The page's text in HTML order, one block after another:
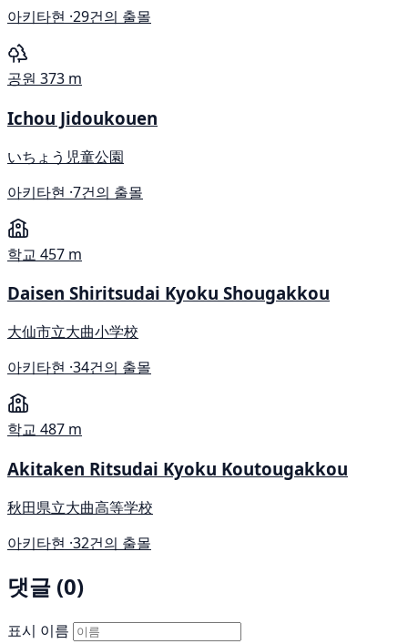
아키타현 ·29건의 출몰
공원 373 m
Ichou Jidoukouen
いちょう児童公園
아키타현 ·7건의 출몰
학교 457 m
Daisen Shiritsudai Kyoku Shougakkou
大仙市立大曲小学校
아키타현 ·34건의 출몰
학교 487 m
Akitaken Ritsudai Kyoku Koutougakkou
秋田県立大曲高等学校
아키타현 ·32건의 출몰
댓글 (0)
표시 이름